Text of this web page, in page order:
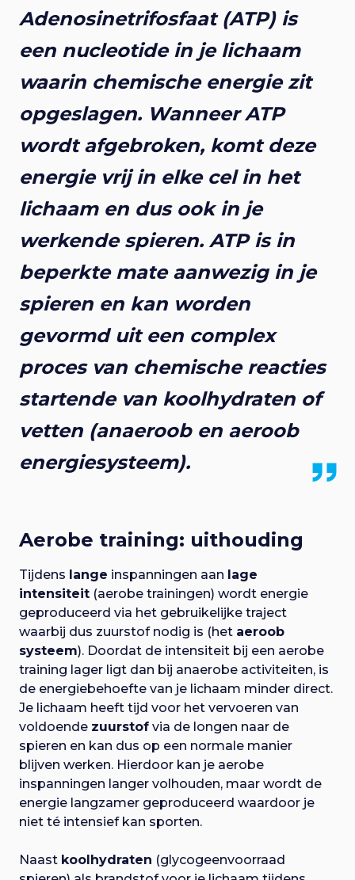
Adenosinetrifosfaat (ATP) is
een nucleotide in je lichaam
waarin chemische energie zit
opgeslagen. Wanneer ATP
wordt afgebroken, komt deze
energie vrij in elke cel in het
lichaam en dus ook in je
werkende spieren. ATP is in
beperkte mate aanwezig in je
spieren en kan worden
gevormd uit een complex
proces van chemische reacties
startende van koolhydraten of
vetten (anaeroob en aeroob
energiesysteem).
Aerobe training: uithouding
Tijdens lange inspanningen aan lage
intensiteit (aerobe trainingen) wordt energie
geproduceerd via het gebruikelijke traject
waarbij dus zuurstof nodig is (het aeroob
systeem). Doordat de intensiteit bij een aerobe
training lager ligt dan bij anaerobe activiteiten, is
de energiebehoefte van je lichaam minder direct.
Je lichaam heeft tijd voor het vervoeren van
voldoende zuurstof via de longen naar de
spieren en kan dus op een normale manier
blijven werken. Hierdoor kan je aerobe
inspanningen langer volhouden, maar wordt de
energie langzamer geproduceerd waardoor je
niet té intensief kan sporten.
Naast koolhydraten (glycogeenvoorraad